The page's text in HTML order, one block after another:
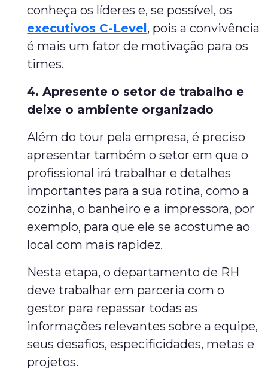
conheça os líderes e, se possível, os
executivos C-Level, pois a convivência
é mais um fator de motivação para os
times.
4. Apresente o setor de trabalho e
deixe o ambiente organizado
Além do tour pela empresa, é preciso
apresentar também o setor em que o
profissional irá trabalhar e detalhes
importantes para a sua rotina, como a
cozinha, o banheiro e a impressora, por
exemplo, para que ele se acostume ao
local com mais rapidez.
Nesta etapa, o departamento de RH
deve trabalhar em parceria com o
gestor para repassar todas as
informações relevantes sobre a equipe,
seus desafios, especificidades, metas e
projetos.